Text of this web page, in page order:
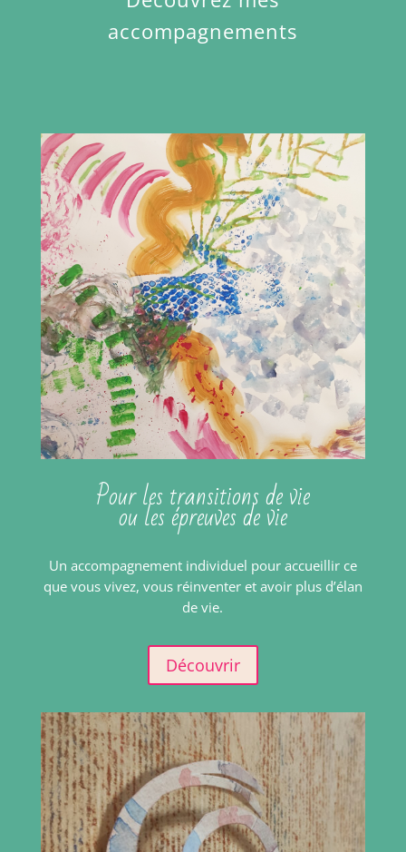
accompagnements
Pour les transitions de vie
ou les épreuves de vie
Un accompagnement individuel pour accueillir ce
que vous vivez, vous réinventer et avoir plus d’élan
de vie.
Découvrir